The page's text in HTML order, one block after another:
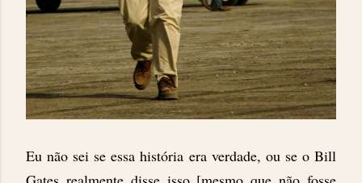
Eu não sei se essa história era verdade, ou se o Bill